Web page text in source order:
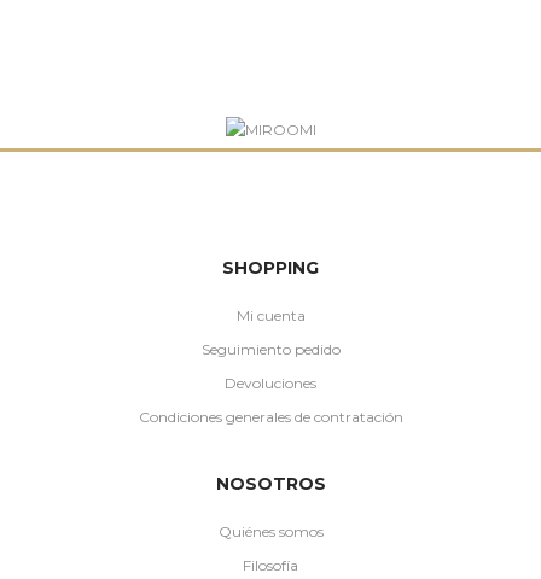
SHOPPING
Mi cuenta
Seguimiento pedido
Devoluciones
Condiciones generales de contratación
NOSOTROS
Quiénes somos
Filosofía